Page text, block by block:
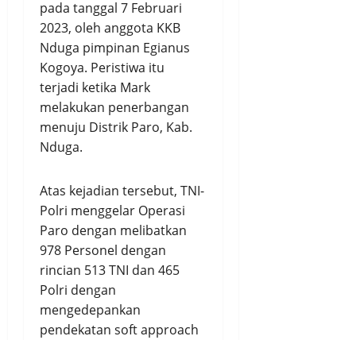
pada tanggal 7 Februari
2023, oleh anggota KKB
Nduga pimpinan Egianus
Kogoya. Peristiwa itu
terjadi ketika Mark
melakukan penerbangan
menuju Distrik Paro, Kab.
Nduga.
Atas kejadian tersebut, TNI-
Polri menggelar Operasi
Paro dengan melibatkan
978 Personel dengan
rincian 513 TNI dan 465
Polri dengan
mengedepankan
pendekatan soft approach